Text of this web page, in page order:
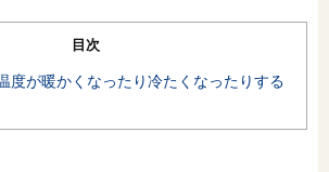
フォトギャラリー
目次
度が暖かくなったり冷たくなったりする